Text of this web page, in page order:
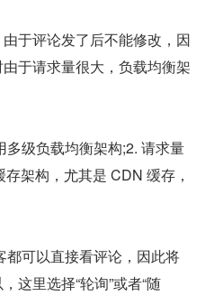
于评论发了后不能修改，因
于请求量很大，负载均衡架
级负载均衡架构;2. 请求量
架构，尤其是 CDN 缓存，
都可以直接看评论，因此将
这里选择“轮询”或者“随